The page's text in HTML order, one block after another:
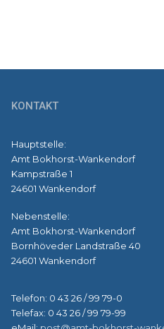
KONTAKT
Hauptstelle:
Amt Bokhorst-Wankendorf
Kampstraße 1
24601 Wankendorf
Nebenstelle:
Amt Bokhorst-Wankendorf
Bornhöveder Landstraße 40
24601 Wankendorf
Telefon: 0 43 26 / 99 79-0
Telefax: 0 43 26 / 99 79-99